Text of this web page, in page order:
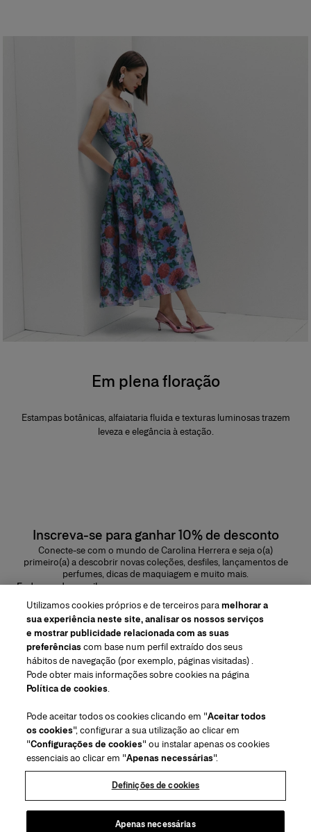
Em plena floração
Estampas botânicas, alfaiataria fluida e texturas luminosas trazem
leveza e elegância à estação.
Inscreva-se para ganhar 10% de desconto
Conecte-se com o mundo de Carolina Herrera e seja o(a)
primeiro(a) a descobrir novas coleções, desfiles, lançamentos de
perfumes, dicas de maquiagem e muito mais.
Endereço de e-mail
Região/Idioma
Atendimiento ao cliente
Encontrar uma loja
Fale conosco
Envios e devoluções de Beleza
Envios e Devoluções de Moda
Acompanhe seu pedido
Serviço para embalagem para presente
Centro de preferências
Sobre nós
House of Herrera
Carolina Herrera for Women in the Arts
Puig
(abre em uma nova guia)
chcarolinaherrera.com
(abre em uma nova guia)
Termos e Condições
Beauty Termos e Condições de Venda
Moda Termos e Condições de Venda
VTO Data Processing Notice
Utilizamos cookies próprios e de terceiros paramelhorar a
sua experiência neste site, analisar os nossos serviços
e mostrar publicidade relacionada com as suas
preferênciascom base num perfil extraído dos seus
hábitos de navegação (por exemplo, páginas visitadas) .
Pode obter mais informações sobre cookies na página
Política de cookies.
Pode aceitar todos os cookies clicando em "Aceitar todos
os cookies", configurar a sua utilização ao clicar em
"Configurações de cookies" ou instalar apenas os cookies
essenciais ao clicar em "Apenas necessárias".
Definições de cookies
Apenas necessárias